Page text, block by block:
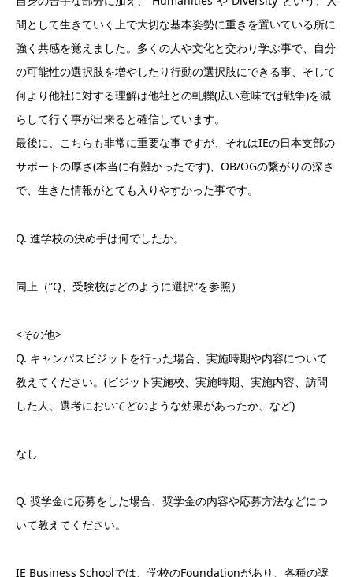
間として生きていく上で大切な基本姿勢に重きを置いている所に
強く共感を覚えました。多くの人や文化と交わり学ぶ事で、自分
の可能性の選択肢を増やしたり行動の選択肢にできる事、そして
何より他社に対する理解は他社との軋轢(広い意味では戦争)を減
らして行く事が出来ると確信しています。
最後に、こちらも非常に重要な事ですが、それはIEの日本支部の
サポートの厚さ(本当に有難かったです)、OB/OGの繋がりの深さ
で、生きた情報がとても入りやすかった事です。
Q. 進学校の決め手は何でしたか。
同上（”Q、受験校はどのように選択”を参照）
<その他>
Q. キャンパスビジットを行った場合、実施時期や内容について
教えてください。(ビジット実施校、実施時期、実施内容、訪問
した人、選考においてどのような効果があったか、など)
なし
Q. 奨学金に応募をした場合、奨学金の内容や応募方法などにつ
いて教えてください。
IE Business Schoolでは、学校のFoundationがあり、各種の奨